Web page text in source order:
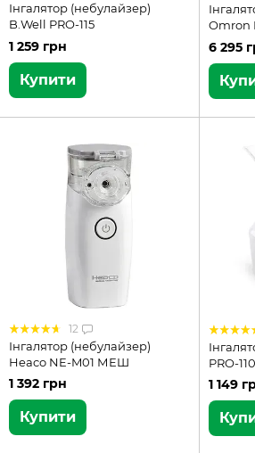
Інгалятор (небулайзер)
B.Well PRO-115
1 259 грн
Купити
Omron
6 295
12
Інгалятор (небулайзер)
Heaco NE-M01 МЕШ
1 392 грн
Купити
PRO-110
1 149